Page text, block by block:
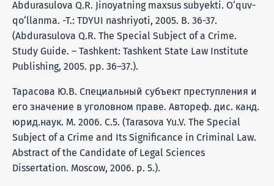
Abdurasulova Q.R. Jinoyatning maxsus subyekti. O‘quv-
qo‘llanma. -T.: TDYUI nashriyoti, 2005. B. 36-37.
(Abdurasulova Q.R. The Special Subject of a Crime.
Study Guide. – Tashkent: Tashkent State Law Institute
Publishing, 2005. pp. 36–37.).
Тарасова Ю.В. Специальный субъект преступления и
его значение в уголовном праве. Автореф. дис. канд.
юрид.наук. М. 2006. С.5. (Tarasova Yu.V. The Special
Subject of a Crime and Its Significance in Criminal Law.
Abstract of the Candidate of Legal Sciences
Dissertation. Moscow, 2006. p. 5.).